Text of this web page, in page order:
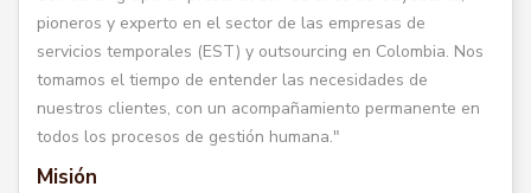
pioneros y experto en el sector de las empresas de
servicios temporales (EST) y outsourcing en Colombia. Nos
tomamos el tiempo de entender las necesidades de
nuestros clientes, con un acompañamiento permanente en
todos los procesos de gestión humana."
Misión